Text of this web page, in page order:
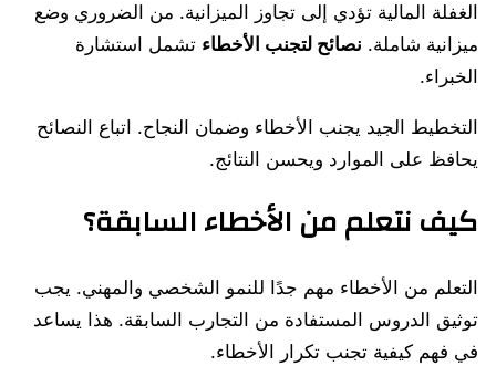
الغفلة المالية تؤدي إلى تجاوز الميزانية. من الضروري وضع
ميزانية شاملة. نصائح لتجنب الأخطاء تشمل استشارة
الخبراء.
التخطيط الجيد يجنب الأخطاء وضمان النجاح. اتباع النصائح
يحافظ على الموارد ويحسن النتائج.
كيف نتعلم من الأخطاء السابقة؟
التعلم من الأخطاء مهم جدًا للنمو الشخصي والمهني. يجب
توثيق الدروس المستفادة من التجارب السابقة. هذا يساعد
في فهم كيفية تجنب تكرار الأخطاء.